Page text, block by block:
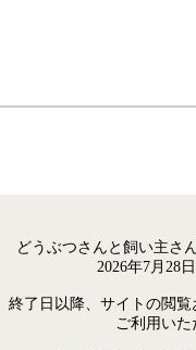
どうぶつさんと飼い主さ
2026年7月28
終了日以降、サイトの閲
ご利用いた